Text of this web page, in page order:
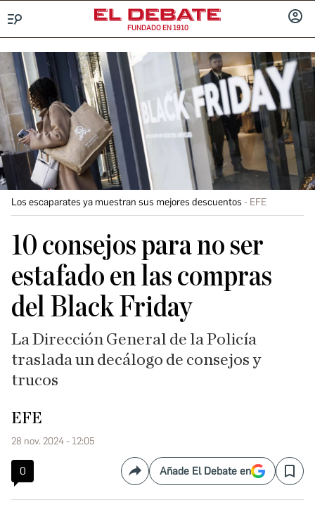
FUNDADO EN 1910
Los escaparates ya muestran sus mejores descuentos EFE
10 consejos para no ser
estafado en las compras
del Black Friday
La Dirección General de la Policía
traslada un decálogo de consejos y
trucos
EFE
28 nov. 2024 - 12:05
0 CompartirAñade El Debate en Save